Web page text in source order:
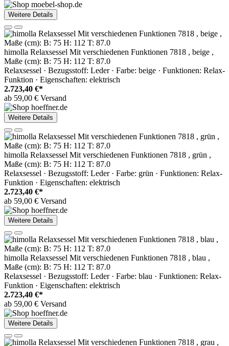
Weitere Details
himolla Relaxsessel Mit verschiedenen Funktionen 7818 , beige ,
Maße (cm): B: 75 H: 112 T: 87.0
Relaxsessel · Bezugsstoff: Leder · Farbe: beige · Funktionen: Relax-
Funktion · Eigenschaften: elektrisch
2.723,40 €*
ab 59,00 € Versand
Weitere Details
himolla Relaxsessel Mit verschiedenen Funktionen 7818 , grün ,
Maße (cm): B: 75 H: 112 T: 87.0
Relaxsessel · Bezugsstoff: Leder · Farbe: grün · Funktionen: Relax-
Funktion · Eigenschaften: elektrisch
2.723,40 €*
ab 59,00 € Versand
Weitere Details
himolla Relaxsessel Mit verschiedenen Funktionen 7818 , blau ,
Maße (cm): B: 75 H: 112 T: 87.0
Relaxsessel · Bezugsstoff: Leder · Farbe: blau · Funktionen: Relax-
Funktion · Eigenschaften: elektrisch
2.723,40 €*
ab 59,00 € Versand
Weitere Details